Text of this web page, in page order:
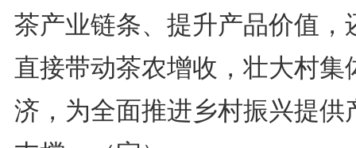
茶产业链条、提升产品价值，
直接带动茶农增收，壮大村集
济，为全面推进乡村振兴提供